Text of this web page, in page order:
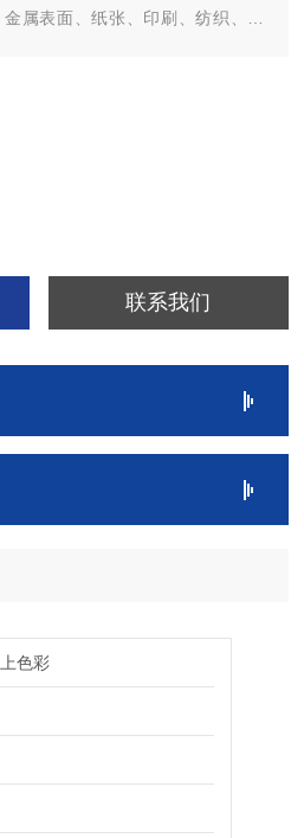
属表面、纸张、印刷、纺织、玻
联系我们
色彩